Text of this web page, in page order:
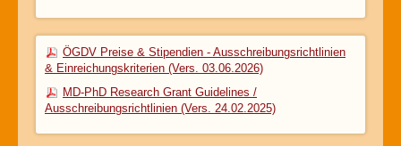
ÖGDV Preise & Stipendien - Ausschreibungsrichtlinien
& Einreichungskriterien (Vers. 03.06.2026)
MD-PhD Research Grant Guidelines /
Ausschreibungsrichtlinien (Vers. 24.02.2025)